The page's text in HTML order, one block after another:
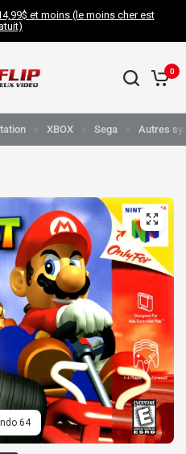
et moins (le moins cher est
0
XBOX Sega Autres
64